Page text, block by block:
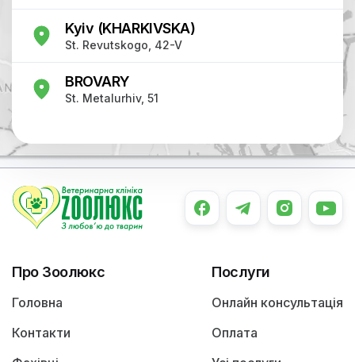
Kyiv (KHARKIVSKA)
St. Revutskogo, 42-V
BROVARY
St. Metalurhiv, 51
Про Зоолюкс
Головна
Контакти
Послуги
Онлайн консультація
Оплата